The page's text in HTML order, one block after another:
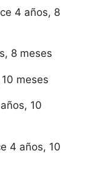
4 años, 8
8 meses
meses
10
4 años, 10